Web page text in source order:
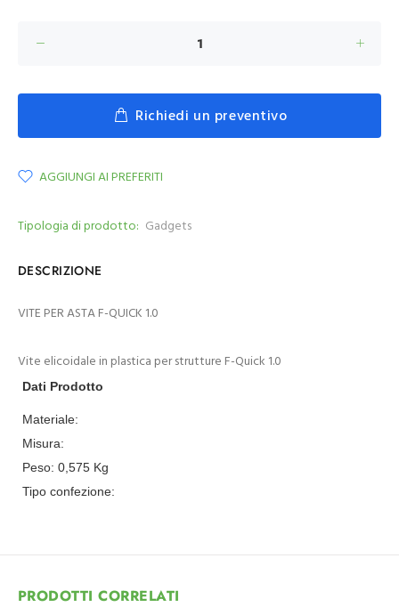
Richiedi un preventivo
AGGIUNGI AI PREFERITI
Tipologia di prodotto: Gadgets
DESCRIZIONE
VITE PER ASTA F-QUICK 1.0
Vite elicoidale in plastica per strutture F-Quick 1.0
Dati Prodotto
Materiale:
Misura:
Peso: 0,575 Kg
Tipo confezione:
PRODOTTI CORRELATI